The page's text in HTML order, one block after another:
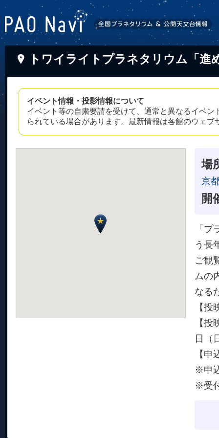
トワイライトプラネタリウム「
イベント情報・投影情報について
イベント等の自粛要請を受けて、通常と異なるイベ
られている場合があります。最新情報は各館のウェ
場
京
開
「
う長
ご観
ムの
なる
【
【
日（
【
※申
※受